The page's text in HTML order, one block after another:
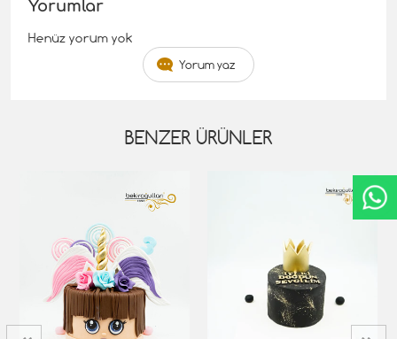
Yorumlar
Henüz yorum yok
Yorum yaz
BENZER ÜRÜNLER